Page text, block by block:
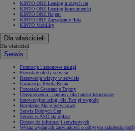
KINTO ONE Leasing niższych rat
KINTO ONE Leasing konsumencki
KINTO ONE Najem
KINTO ONE Zarządzanie flotą
KINTO Mobility
Dla właścicieli
Dla właścicieli
Serwis
Promocje i sezonowe usługi
Pozostałe oferty serwisu
Rezerwacja wizyty w serwisie
Gwarancja Toyota Relax
Pozostałe Gwarancje Toyoty
Ubezpieczenia i naprawy blacharsko-lakiernicze
Innowacyjne usługi dla Twojej wygody
Bezpłatne Akcje Serwisowe
Serwis Dobrych Cen
Serwis w ASO się opłaca
Dostęp do informacji serwisowych
Wykaz wydanych zaświadczeń o odbytym szkoleniu (pdf)